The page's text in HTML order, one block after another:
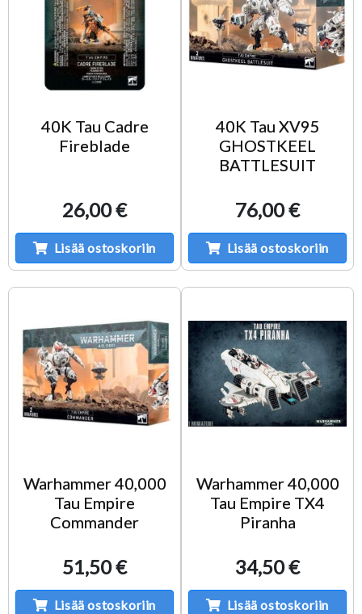
40K Tau Cadre
Fireblade
26,00 €
Lisää ostoskoriin
40K Tau XV95
GHOSTKEEL
BATTLESUIT
76,00 €
Lisää ostoskoriin
Warhammer 40,000
Tau Empire
Commander
51,50 €
Lisää ostoskoriin
Warhammer 40,000
Tau Empire TX4
Piranha
34,50 €
Lisää ostoskoriin